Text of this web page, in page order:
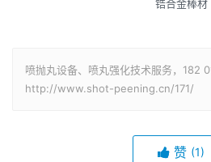
锆合金棒材
喷抛丸设备、喷丸强化技术服务，182
http://www.shot-peening.cn/171/
赞 (1)